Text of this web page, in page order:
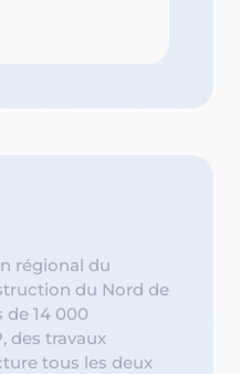
régional du
du Nord de
de 14 000
des travaux
tous les deux